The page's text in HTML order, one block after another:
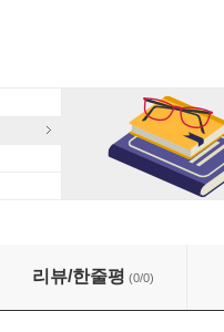
리뷰/한줄평 (0/0)